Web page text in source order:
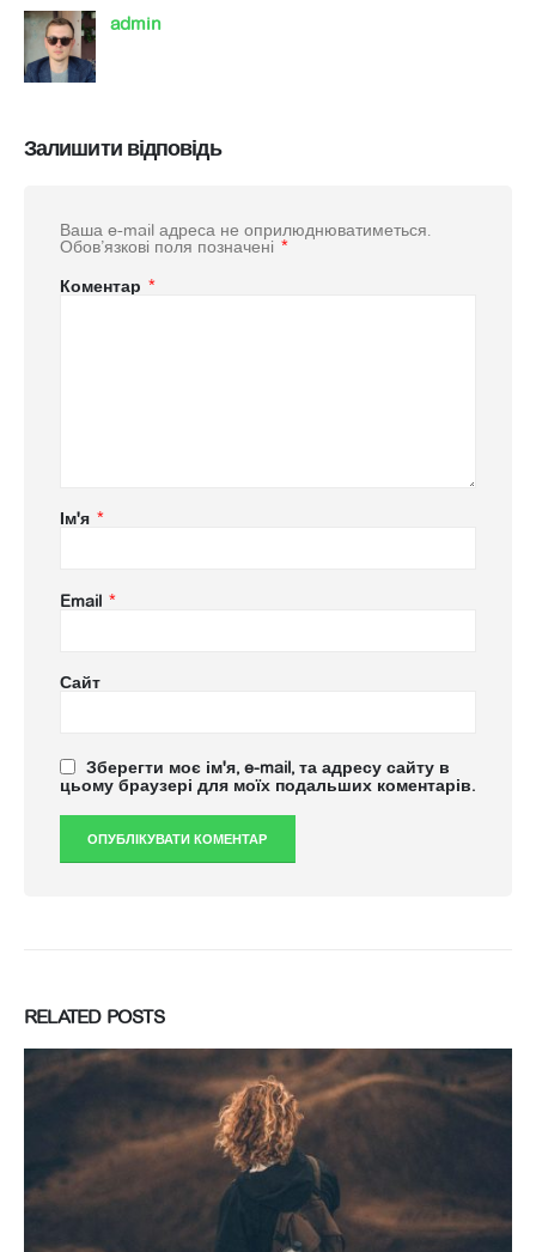
admin
Залишити відповідь
Ваша e-mail адреса не оприлюднюватиметься.
Обов’язкові поля позначені *
Коментар *
Ім'я *
Email *
Сайт
Зберегти моє ім'я, e-mail, та адресу сайту в
цьому браузері для моїх подальших коментарів.
RELATED POSTS